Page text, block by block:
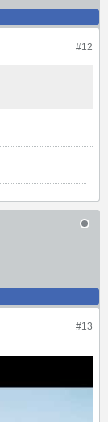
#12
#13